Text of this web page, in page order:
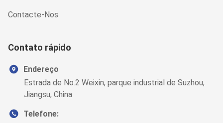
Contacte-Nos
Contato rápido
Endereço
Estrada de No.2 Weixin, parque industrial de Suzhou,
Jiangsu, China
Telefone: